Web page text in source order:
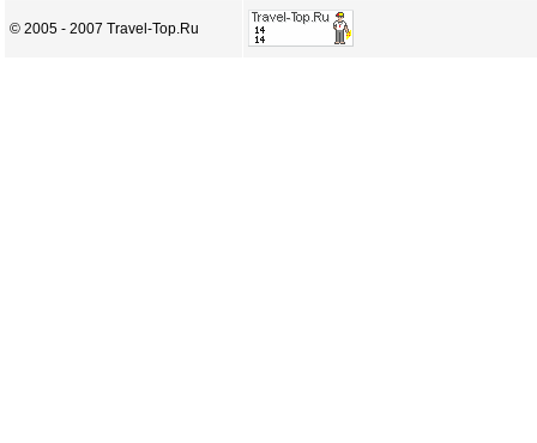
© 2005 - 2007 Travel-Top.Ru